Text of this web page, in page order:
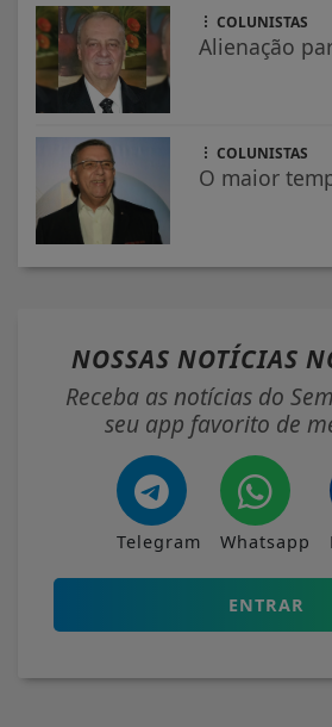
COLUNISTAS
Alienação
COLUNISTAS
O maior
NOSSAS NOTÍCIAS
Receba as notícias do
seu app favorito de
Telegram Whatsapp
ENTRAR